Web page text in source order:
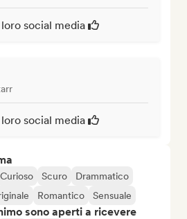
social media
social media
Curioso Scuro
Drammatico
Romantico Sensuale
sono aperti a ricevere